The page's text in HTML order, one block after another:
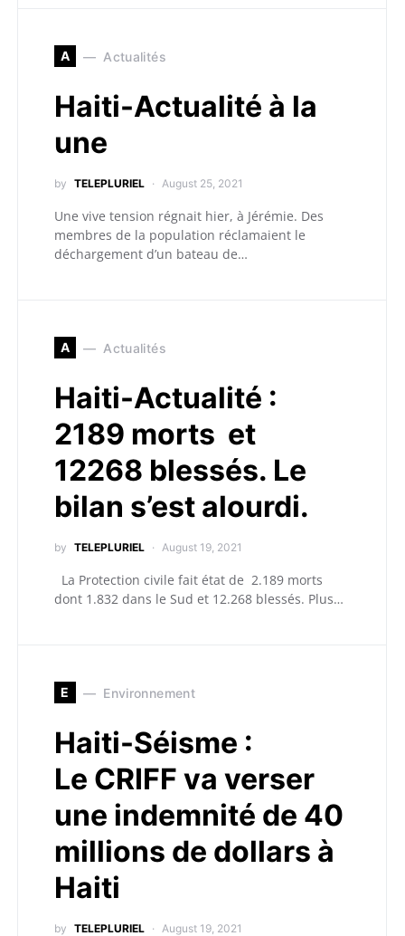
A Actualités
Haiti-Actualité à la
une
by TELEPLURIEL August 25, 2021
Une vive tension régnait hier, à Jérémie. Des
membres de la population réclamaient le
déchargement d’un bateau de…
A Actualités
Haiti-Actualité :
2189 morts et
12268 blessés. Le
bilan s’est alourdi.
by TELEPLURIEL August 19, 2021
La Protection civile fait état de 2.189 morts
dont 1.832 dans le Sud et 12.268 blessés. Plus…
E Environnement
Haiti-Séisme :
Le CRIFF va verser
une indemnité de 40
millions de dollars à
Haiti
by TELEPLURIEL August 19, 2021